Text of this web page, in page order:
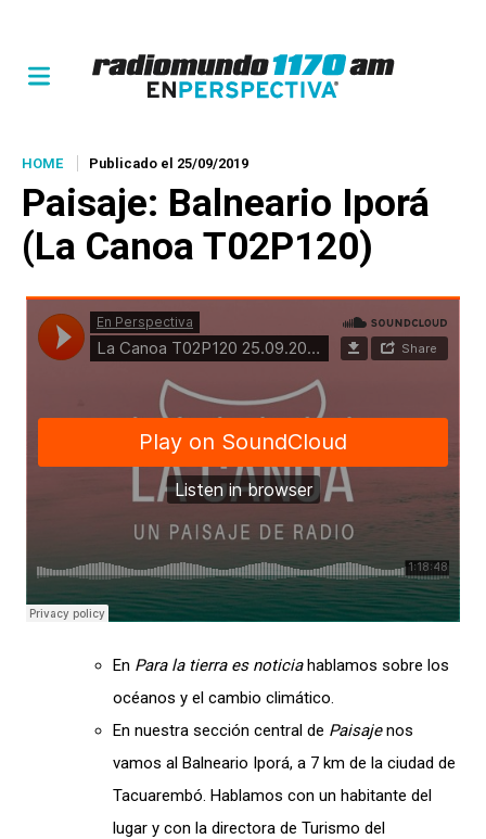
HOME Publicado el 25/09/2019
Paisaje: Balneario Iporá
(La Canoa T02P120)
En Para la tierra es noticiahablamos sobre los
océanos y el cambio climático.
En nuestra sección central de Paisajenos
vamos al Balneario Iporá, a 7 km de la ciudad de
Tacuarembó. Hablamos con un habitante del
lugar y con la directora de Turismo del